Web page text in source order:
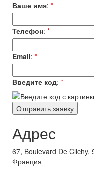
Ваше имя: *
Телефон: *
Email: *
Введите код: *
Адрес
67, Boulevard De Clichy,
Франция